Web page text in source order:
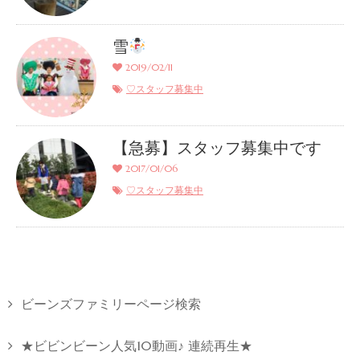
雪
2019/02/11
♡スタッフ募集中
【急募】スタッフ募集中です
2017/01/06
♡スタッフ募集中
ビーンズファミリーページ検索
★ビビンビーン人気10動画♪ 連続再生★